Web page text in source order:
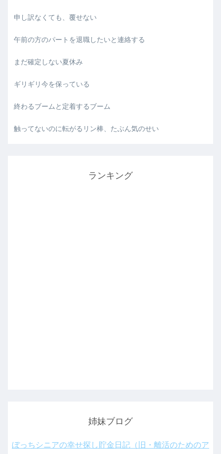
申し訳なくても、覆せない
午前の方のパートを退職したいと連絡する
まだ確定しない夏休み
ギリギリ今を保っている
終わるブームと定着するブーム
触ってないのに転がるリン棒、たぶん気のせい
ランキング
姉妹ブログ
ぼっちシニアの幸せ探し貯金日記（旧・離活のためのア